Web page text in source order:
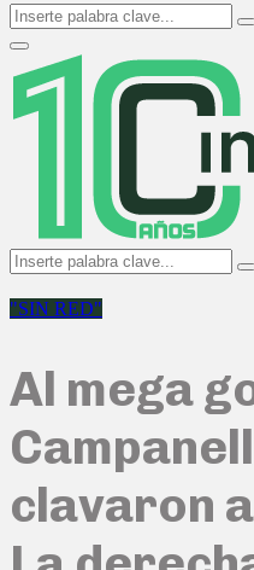
Search
for:
Primary
Menu
Search
for:
"SIN RED"
Al mega
clavaron